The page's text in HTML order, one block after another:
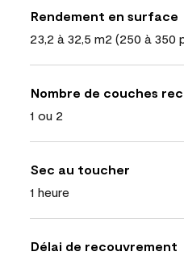
Rendement en surface
23,2 à 32,5 m2 (250 à 350
Nombre de couches
1 ou 2
Sec au toucher
1 heure
Délai de recouvrement